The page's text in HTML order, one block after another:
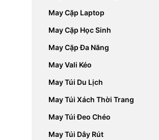
May Cặp Laptop
May Cặp Học Sinh
May Cặp Đa Năng
May Vali Kéo
May Túi Du Lịch
May Túi Xách Thời Trang
May Túi Đeo Chéo
May Túi Dây Rút